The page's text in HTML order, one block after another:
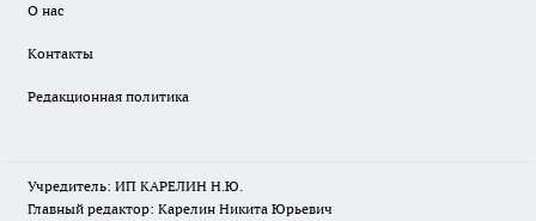
О нас
Контакты
Редакционная политика
Учредитель: ИП КАРЕЛИН Н.Ю.
Главный редактор: Карелин Никита Юрьевич